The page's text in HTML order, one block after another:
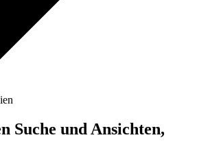
Suche und Ansichten,